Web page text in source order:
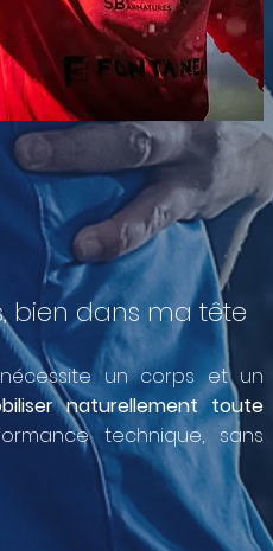
bien dans ma tête​
un corps et un
naturellement toute
technique, sans